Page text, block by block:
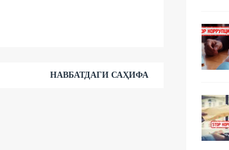
НАВБАТДАГИ САҲИФА